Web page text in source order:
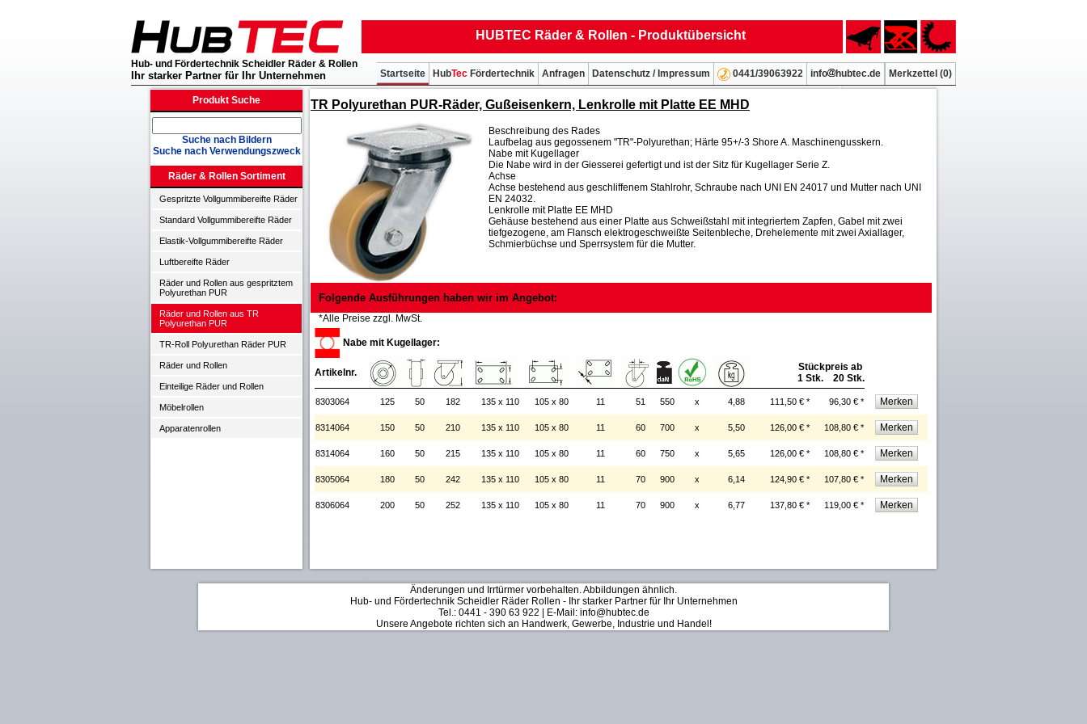
HUBTEC Räder & Rollen - Produktübersicht
Hub- und Fördertechnik Scheidler Räder & Rollen
Ihr starker Partner für Ihr Unternehmen Merkzettel (0)
info hubtec.de
0441/39063922
Datenschutz / Impressum
Anfragen
HubTec Fördertechnik
Startseite
Produkt Suche
Suche nach Bildern
Suche nach Verwendungszweck
Räder & Rollen Sortiment
Gespritzte Vollgummibereifte Räder
Standard Vollgummibereifte Räder
Elastik-Vollgummibereifte Räder
Luftbereifte Räder
Räder und Rollen aus gespritztem
Polyurethan PUR
Räder und Rollen aus TR
Polyurethan PUR
TR-Roll Polyurethan Räder PUR
Räder und Rollen
Einteilige Räder und Rollen
Möbelrollen
Apparatenrollen
TR Polyurethan PUR-Räder, Gußeisenkern, Lenkrolle mit Platte EE MHD
Beschreibung des Rades
Laufbelag aus gegossenem "TR"-Polyurethan; Härte 95+/-3 Shore A. Maschinengusskern.
Nabe mit Kugellager
Die Nabe wird in der Giesserei gefertigt und ist der Sitz für Kugellager Serie Z.
Achse
Achse bestehend aus geschliffenem Stahlrohr, Schraube nach UNI EN 24017 und Mutter nach UNI
EN 24032.
Lenkrolle mit Platte EE MHD
Gehäuse bestehend aus einer Platte aus Schweißstahl mit integriertem Zapfen, Gabel mit zwei
tiefgezogene, am Flansch elektrogeschweißte Seitenbleche, Drehelemente mit zwei Axiallager,
Schmierbüchse und Sperrsystem für die Mutter.
Folgende Ausführungen haben wir im Angebot:
*Alle Preise zzgl. MwSt.
Nabe mit Kugellager:
Artikelnr.
Stückpreis ab
1 Stk. 20 Stk.
8303064 125 50 182 135 x 110 105 x 80 11 51 550 x 4,88 111,50 € * 96,30 € *
8314064 150 50 210 135 x 110 105 x 80 11 60 700 x 5,50 126,00 € * 108,80 € *
8314064 160 50 215 135 x 110 105 x 80 11 60 750 x 5,65 126,00 € * 108,80 € *
8305064 180 50 242 135 x 110 105 x 80 11 70 900 x 6,14 124,90 € * 107,80 € *
8306064 200 50 252 135 x 110 105 x 80 11 70 900 x 6,77 137,80 € * 119,00 € *
Änderungen und Irrtürmer vorbehalten. Abbildungen ähnlich.
Hub- und Fördertechnik Scheidler Räder Rollen - Ihr starker Partner für Ihr Unternehmen
Tel.: 0441 - 390 63 922 | E-Mail: info@hubtec.de
Unsere Angebote richten sich an Handwerk, Gewerbe, Industrie und Handel!